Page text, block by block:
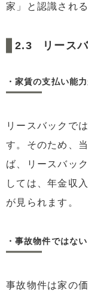
家」と認識され
リース
・家賃の支払い能
リースバックで
す。そのため、
ば、リースバッ
しては、年金収
が見られます。
・事故物件ではな
事故物件は家の